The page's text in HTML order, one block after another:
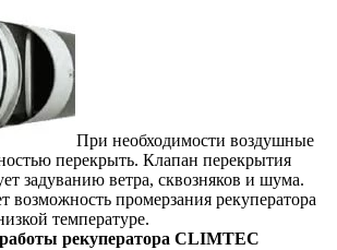
При необходимости воздушные
перекрыть. Клапан перекрытия
задуванию ветра, сквозняков и шума.
возможность промерзания рекуператора
температуре.
рекуператора CLIMTEC